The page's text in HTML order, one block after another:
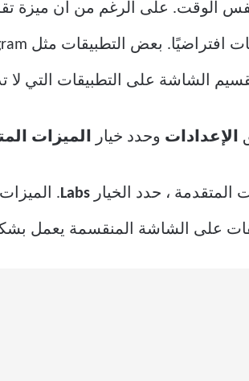
الوقت. على الرغم من أن ميزة
الشاشة على التطبيقات التي لا
الإعدادات وحدد خيار الميزات
Labs
.
على الشاشة المنقسمة يعمل